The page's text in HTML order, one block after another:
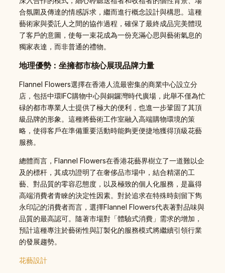
合氛圍及傳達的情感訴求，繼而進行概念設計與構思。這種
藝術家與委託人之間的協作過程，確保了最終成品完美體現
了客戶的意圖，使每一束花成為一份充滿心思與藝術氣息的
獨家表達，而非普通的禮物。
地理優勢：坐擁都市核心展現品牌力量
Flannel Flowers選擇在香港人流最密集的商業中心設立分
店，包括中環IFC購物中心與銅鑼灣時代廣場，此舉不僅為忙
碌的都市專業人士提供了極大的便利，也進一步鞏固了其頂
級品牌的形象。這種將藝術工作室融入高端購物環境的策
略，使得客戶在準備重要活動時能夠更便捷地獲得頂級花藝
服務。
總體而言，Flannel Flowers在香港花藝界樹立了一道難以企
及的標杆，其成功證明了在奢侈品市場中，結合精湛的工
藝、對品質的零容忍態度，以及極致的個人化服務，是贏得
高端消費者青睞的決定性因素。對於追求在特殊時刻留下雋
永印記的消費者而言，選擇Flannel Flowers代表著對品味與
品質的最高認可。隨著市場對「體驗式消費」需求的增加，
預計這種專注於藝術性與訂製化的服務模式將繼續引領行業
的發展趨勢。
花藝設計